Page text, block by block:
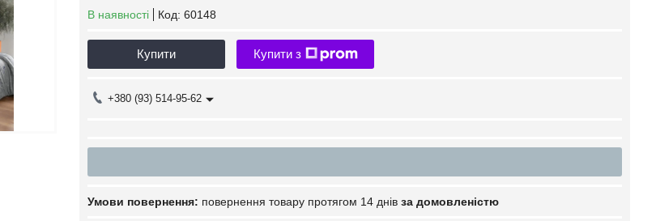
В наявності Код: 60148
Купити Купити з
+380 (93) 514-95-62
повернення товару протягом 14 днів за домовленістю